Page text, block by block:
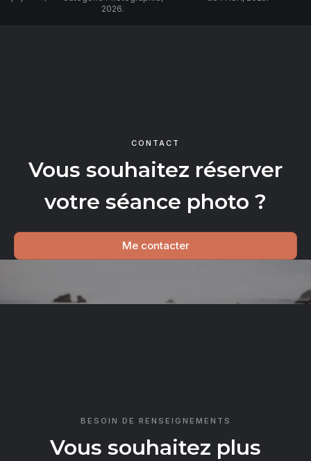
2026.
CONTACT
Vous souhaitez réserver
votre séance photo ?
Me contacter
BESOIN DE RENSEIGNEMENTS
Vous souhaitez plus